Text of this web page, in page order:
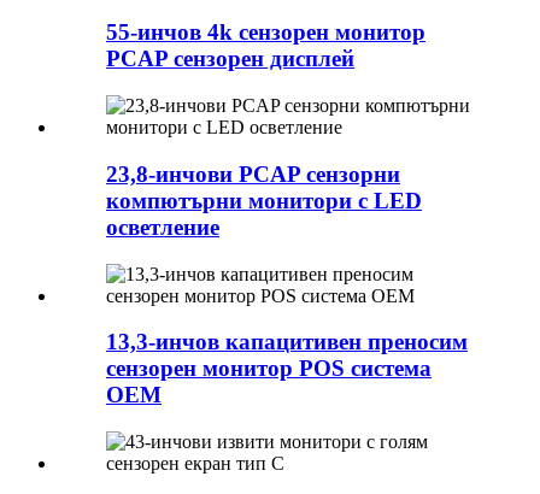
55-инчов 4k сензорен монитор
PCAP сензорен дисплей
23,8-инчови PCAP сензорни
компютърни монитори с LED
осветление
13,3-инчов капацитивен преносим
сензорен монитор POS система
OEM